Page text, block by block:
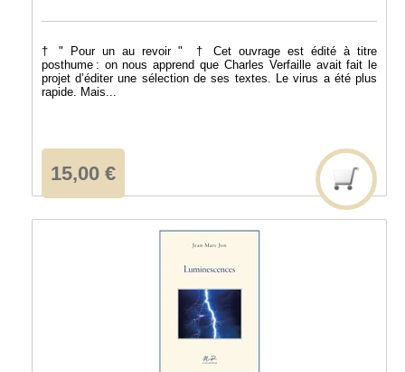
† " Pour un au revoir " † Cet ouvrage est édité à titre
posthume : on nous apprend que Charles Verfaille avait fait le
projet d’éditer une sélection de ses textes. Le virus a été plus
rapide. Mais...
15,00 €